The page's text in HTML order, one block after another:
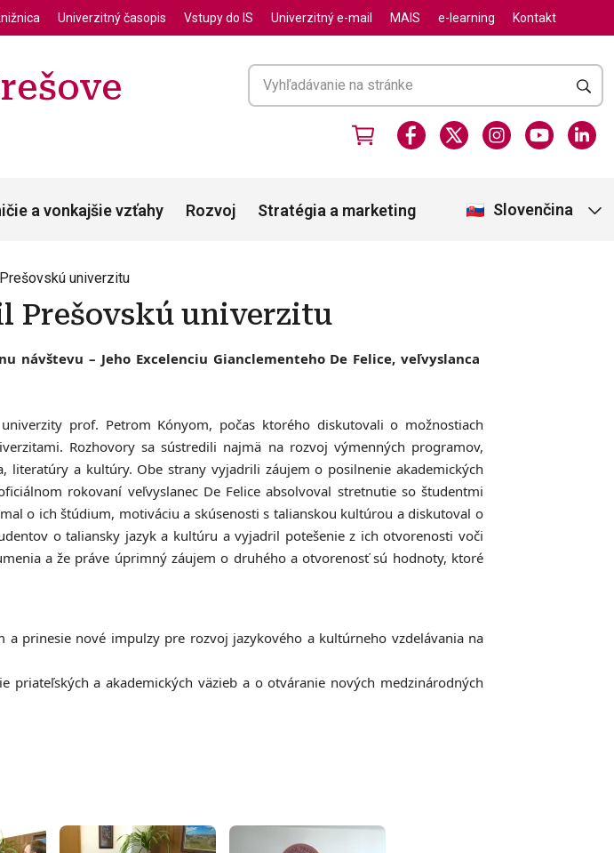
Skočiť na hlavný obsah
Univerzitný časopis Vstupy do IS Univerzitný e-mail MAIS e-learning Kontakt
a vonkajšie vzťahy Rozvoj Stratégia a marketing Slovenčina
univerzitu
Prešovskú univerzitu
návštevu – Jeho Excelenciu Gianclementeho De Felice, veľvyslanca
prof. Petrom Kónyom, počas ktorého diskutovali o možnostiach
Rozhovory sa sústredili najmä na rozvoj výmenných programov,
a kultúry. Obe strany vyjadrili záujem o posilnenie akademických
rokovaní veľvyslanec De Felice absolvoval stretnutie so študentmi
o ich štúdium, motiváciu a skúsenosti s talianskou kultúrou a diskutoval o
o taliansky jazyk a kultúru a vyjadril potešenie z ich otvorenosti voči
a že práve úprimný záujem o druhého a otvorenosť sú hodnoty, ktoré
prinesie nové impulzy pre rozvoj jazykového a kultúrneho vzdelávania na
a akademických väzieb a o otváranie nových medzinárodných